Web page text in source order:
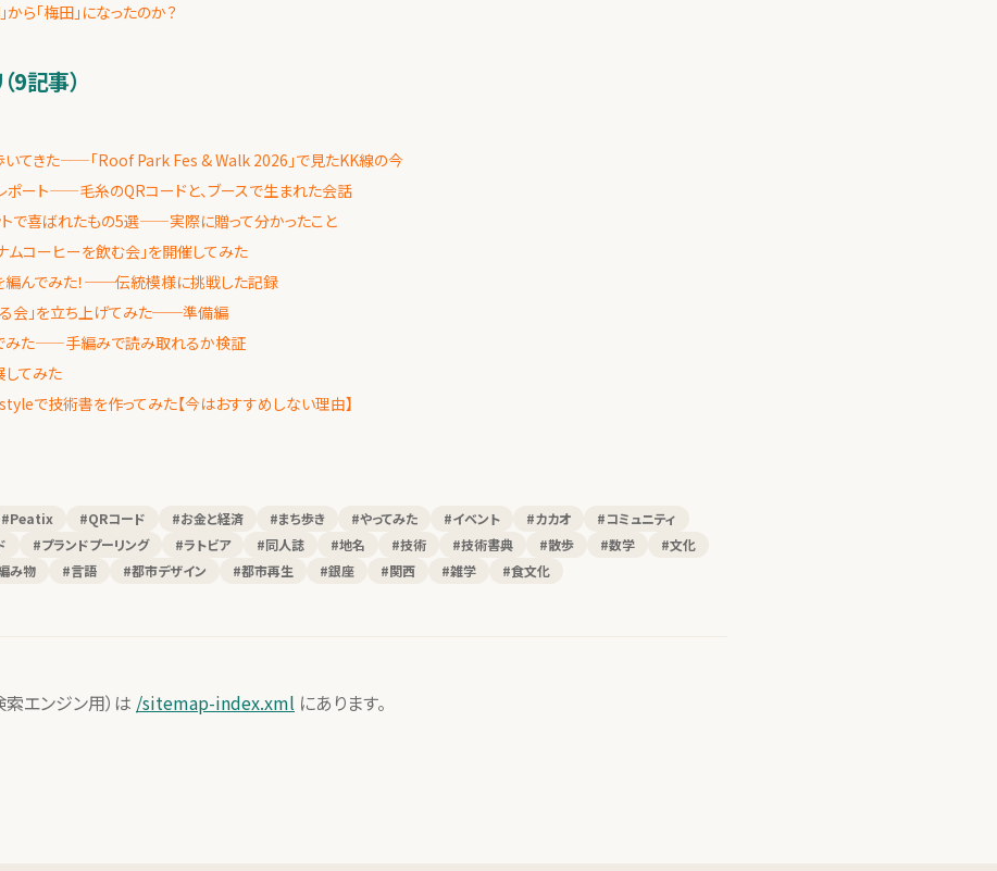
ら「梅田」になったのか？
9記事）
てきた——「Roof Park Fes & Walk 2026」で見たKK線の今
ート——毛糸のQRコードと、ブースで生まれた会話
で喜ばれたもの5選——実際に贈って分かったこと
ムコーヒーを飲む会」を開催してみた
編んでみた！──伝統模様に挑戦した記録
る会」を立ち上げてみた──準備編
みた——手編みで読み取れるか検証
てみた
で技術書を作ってみた【今はおすすめしない理由】
#Peatix #QRコード #お金と経済 #まち歩き #やってみた #イベント #カカオ
#コミュニティ
#プランドプーリング #ラトビア #同人誌 #地名 #技術 #技術書典 #散歩 #数学
#文化
み物 #言語 #都市デザイン #都市再生 #銀座 #関西 #雑学 #食文化
エンジン用）は /sitemap-index.xml にあります。